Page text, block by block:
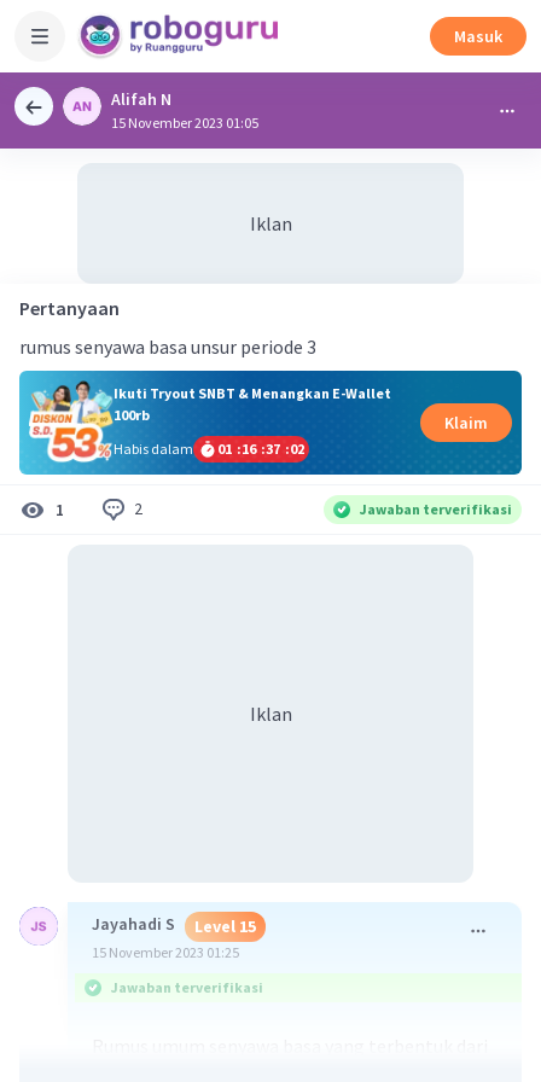
Masuk
Alifah N
15 November 2023 01:05
Iklan
Pertanyaan
rumus senyawa basa unsur periode 3
Ikuti Tryout SNBT & Menangkan E-Wallet
100rb
Habis dalam
01 :16 :37 :01
Klaim
1 2 Jawaban terverifikasi
Iklan
Jayahadi S Level 15
15 November 2023 01:25
Jawaban terverifikasi